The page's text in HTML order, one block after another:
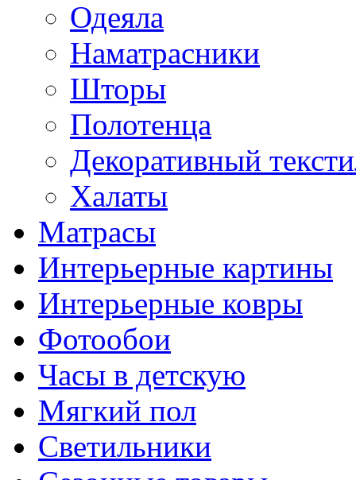
Одеяла
Наматрасники
Шторы
Полотенца
Декоративный
Халаты
Матрасы
Интерьерные картины
Интерьерные ковры
Фотообои
Часы в детскую
Мягкий пол
Светильники